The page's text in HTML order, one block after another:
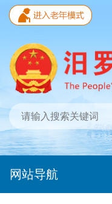
网站导航